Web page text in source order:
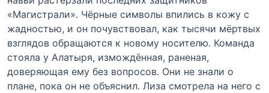
«Магистрали». Чёрные символы впились в кожу с
жадностью, и он почувствовал, как тысячи мёртвых
взглядов обращаются к новому носителю. Команда
стояла у Алатыря, измождённая, раненая,
доверяющая ему без вопросов. Они не знали о
плане, пока он не объяснил. Лиза смотрела на него с